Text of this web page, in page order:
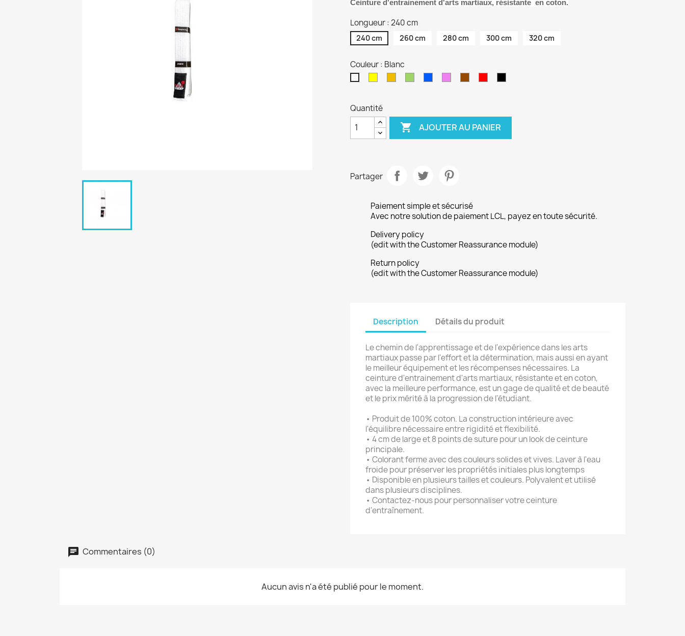
Ceinture d'entrainement d'arts martiaux, résistante en coton.
Longueur : 240 cm
240 cm 260 cm 280 cm 300 cm 320 cm
Couleur : Blanc
Quantité
 AJOUTER AU PANIER
Partager
Paiement simple et sécurisé
Avec notre solution de paiement LCL, payez en toute sécurité.
Delivery policy
(edit with the Customer Reassurance module)
Return policy
(edit with the Customer Reassurance module)
Description Détails du produit
Le chemin de l'apprentissage et de l'expérience dans les arts
martiaux passe par l'effort et la détermination, mais aussi en ayant
le meilleur équipement et les récompenses nécessaires. La
ceinture d'entrainement d'arts martiaux, résistante et en coton,
avec la meilleure performance, est un gage de qualité et de beauté
et le prix mérité à la progression de l'étudiant.
• Produit de 100% coton. La construction intérieure avec
l'équilibre nécessaire entre rigidité et flexibilité.
• 4 cm de large et 8 points de suture pour un look de ceinture
principale.
• Colorant ferme avec des couleurs solides et vives. Laver à l'eau
froide pour préserver les propriétés initiales plus longtemps
• Disponible en plusieurs tailles et couleurs. Polyvalent et utilisé
dans plusieurs disciplines.
• Contactez-nous pour personnaliser votre ceinture
d'entraînement.
Commentaires (0)
Aucun avis n'a été publié pour le moment.